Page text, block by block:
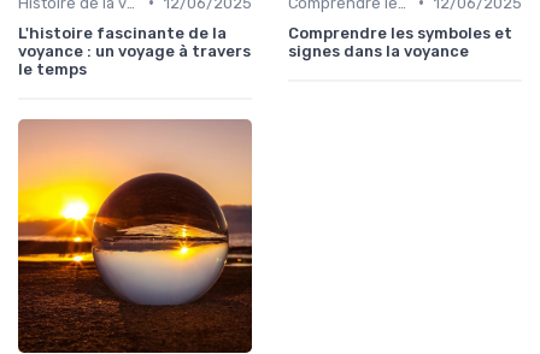
L'histoire fascinante de la
voyance : un voyage à travers
le temps
Comprendre les symboles et
signes dans la voyance